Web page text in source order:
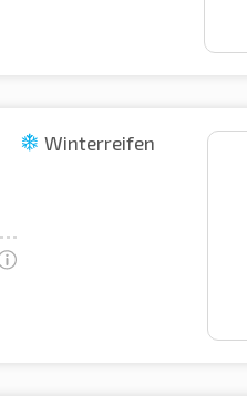
Winterreifen